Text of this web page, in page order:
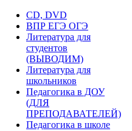
CD, DVD
ВПР ЕГЭ ОГЭ
Литература для
студентов
(ВЫВОДИМ)
Литература для
школьников
Педагогика в ДОУ
(ДЛЯ
ПРЕПОДАВАТЕЛЕЙ)
Педагогика в школе